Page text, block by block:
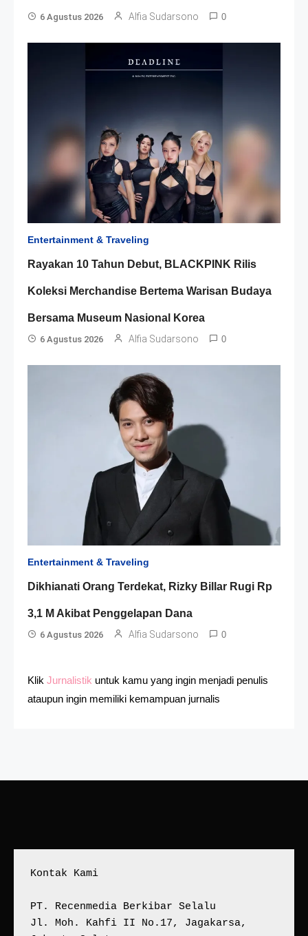
6 Agustus 2026 Alfia Sudarsono 0
Entertainment & Traveling
Rayakan 10 Tahun Debut, BLACKPINK Rilis
Koleksi Merchandise Bertema Warisan Budaya
Bersama Museum Nasional Korea
6 Agustus 2026 Alfia Sudarsono 0
Entertainment & Traveling
Dikhianati Orang Terdekat, Rizky Billar Rugi Rp
3,1 M Akibat Penggelapan Dana
6 Agustus 2026 Alfia Sudarsono 0
Klik Jurnalistik untuk kamu yang ingin menjadi penulis
ataupun ingin memiliki kemampuan jurnalis
Kontak Kami
PT. Recenmedia Berkibar Selalu
Jl. Moh. Kahfi II No.17, Jagakarsa,